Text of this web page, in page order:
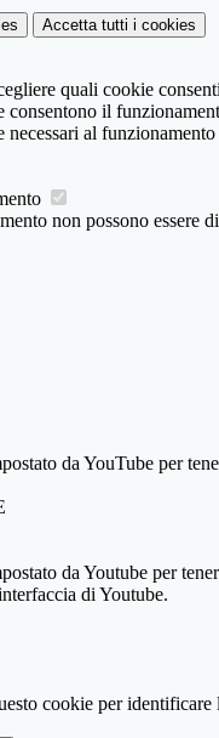
Accetta tutti i cookies
quali cookie
consentono il
al
non possono essere
da YouTube per
da Youtube per
di Youtube.
cookie per